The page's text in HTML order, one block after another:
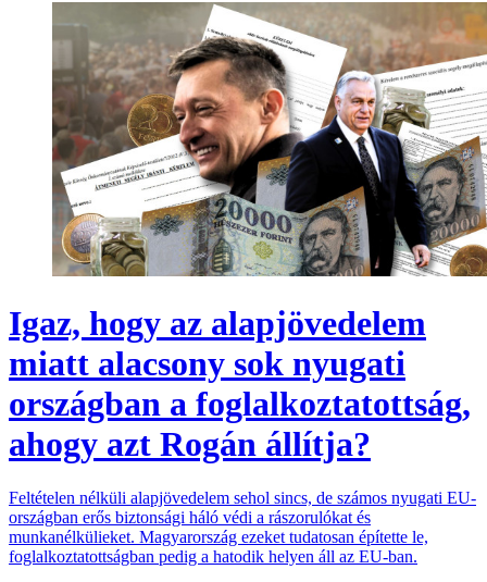
Igaz, hogy az alapjövedelem
miatt alacsony sok nyugati
országban a foglalkoztatottság,
ahogy azt Rogán állítja?
Feltételen nélküli alapjövedelem sehol sincs, de számos nyugati EU-
országban erős biztonsági háló védi a rászorulókat és
munkanélkülieket. Magyarország ezeket tudatosan építette le,
foglalkoztatottságban pedig a hatodik helyen áll az EU-ban.